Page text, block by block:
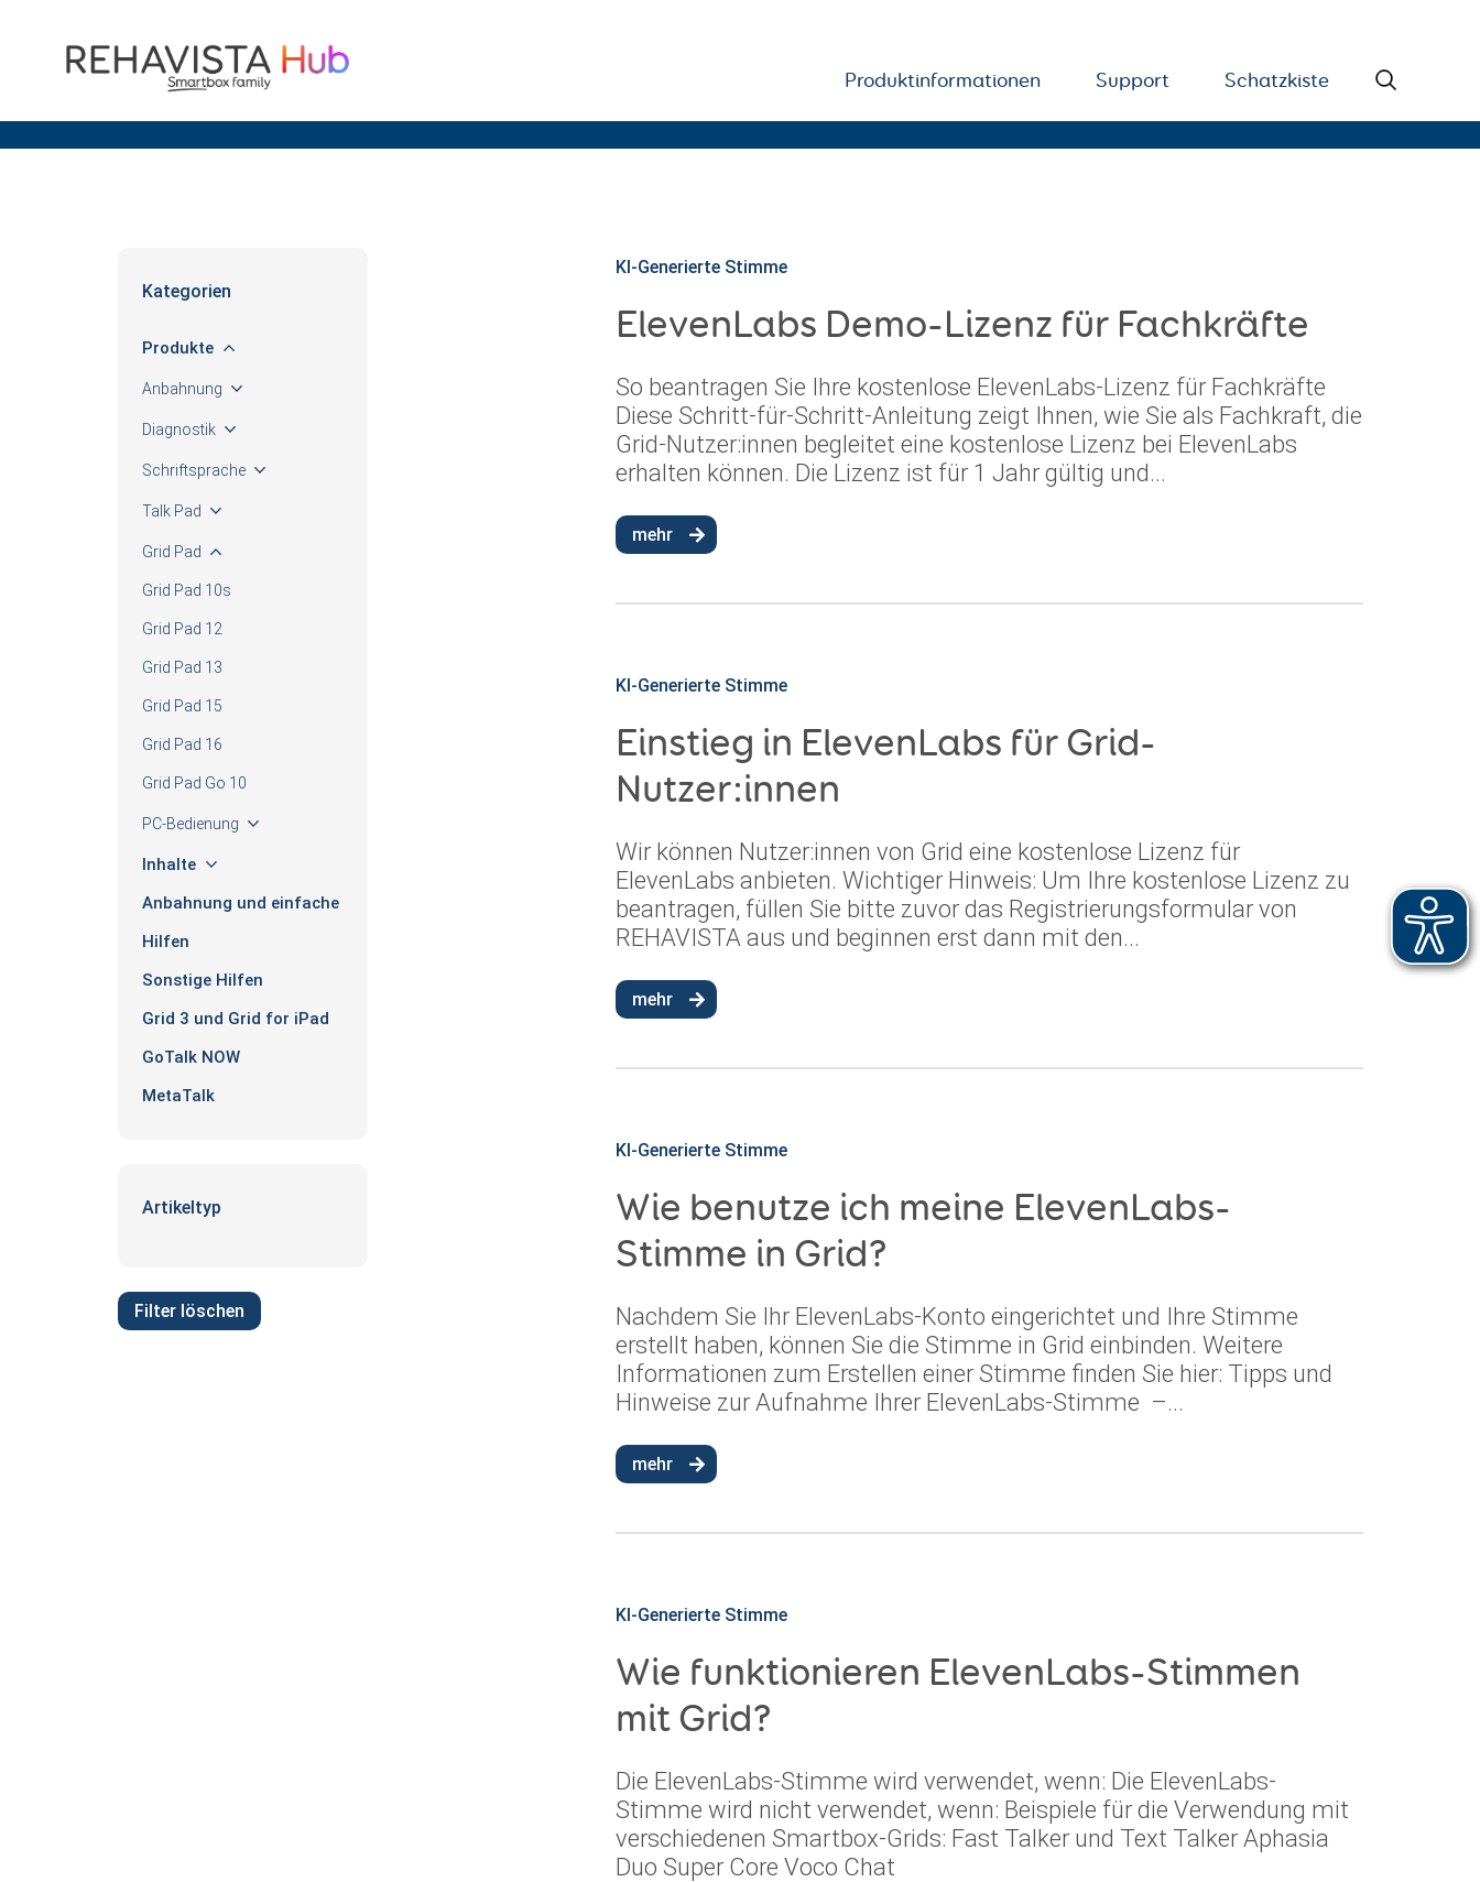
Produktinformationen Support Schatzkiste
Kategorien
Produkte
Anbahnung
Diagnostik
Schriftsprache
Talk Pad
Grid Pad
Grid Pad 10s
Grid Pad 12
Grid Pad 13
Grid Pad 15
Grid Pad 16
Grid Pad Go 10
PC-Bedienung
Inhalte
Anbahnung und einfache
Hilfen
Sonstige Hilfen
Grid 3 und Grid for iPad
GoTalk NOW
MetaTalk
Artikeltyp
Filter löschen
KI-Generierte Stimme
ElevenLabs Demo-Lizenz für Fachkräfte
So beantragen Sie Ihre kostenlose ElevenLabs-Lizenz für Fachkräfte
Diese Schritt-für-Schritt-Anleitung zeigt Ihnen, wie Sie als Fachkraft, die
Grid-Nutzer:innen begleitet eine kostenlose Lizenz bei ElevenLabs
erhalten können. Die Lizenz ist für 1 Jahr gültig und...
mehr
KI-Generierte Stimme
Einstieg in ElevenLabs für Grid-
Nutzer:innen
Wir können Nutzer:innen von Grid eine kostenlose Lizenz für
ElevenLabs anbieten. Wichtiger Hinweis: Um Ihre kostenlose Lizenz zu
beantragen, füllen Sie bitte zuvor das Registrierungsformular von
REHAVISTA aus und beginnen erst dann mit den...
mehr
KI-Generierte Stimme
Wie benutze ich meine ElevenLabs-
Stimme in Grid?
Nachdem Sie Ihr ElevenLabs-Konto eingerichtet und Ihre Stimme
erstellt haben, können Sie die Stimme in Grid einbinden. Weitere
Informationen zum Erstellen einer Stimme finden Sie hier: Tipps und
Hinweise zur Aufnahme Ihrer ElevenLabs-Stimme –...
mehr
KI-Generierte Stimme
Wie funktionieren ElevenLabs-Stimmen
mit Grid?
Die ElevenLabs-Stimme wird verwendet, wenn: Die ElevenLabs-
Stimme wird nicht verwendet, wenn: Beispiele für die Verwendung mit
verschiedenen Smartbox-Grids: Fast Talker und Text Talker Aphasia
Duo Super Core Voco Chat